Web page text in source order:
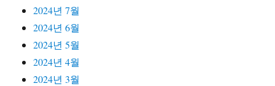
2024년 7월
2024년 6월
2024년 5월
2024년 4월
2024년 3월